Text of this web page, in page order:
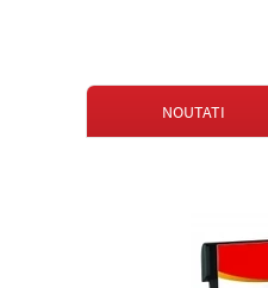
NOUTATI